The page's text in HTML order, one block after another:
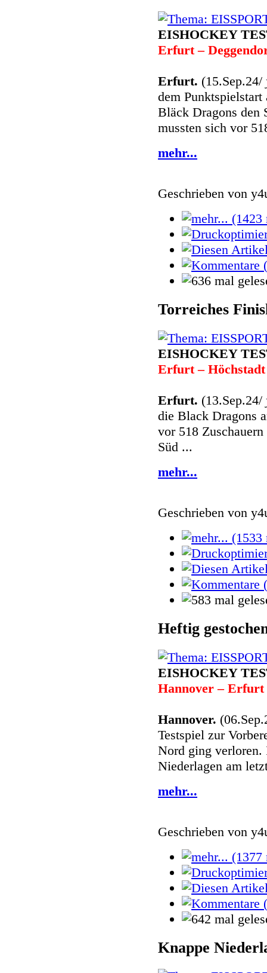
EISHOCKEY
Erfurt –
Erfurt. (15.Sep.24/
dem
Bläck Dragons den
mussten sich vor
mehr...
Geschrieben von
Torreiches
EISHOCKEY
Erfurt –
Erfurt. (13.Sep.24/
die Black Dragons
vor 518
Süd ...
mehr...
Geschrieben von
Heftig
EISHOCKEY
Hannover –
Hannover.
Testspiel zur
Nord ging verloren.
Niederlagen am
mehr...
Geschrieben von
Knappe